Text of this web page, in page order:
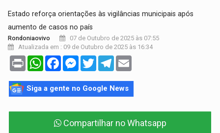
Estado reforça orientações às vigilâncias municipais após
aumento de casos no país
Rondoniaovivo
07 de Outubro de 2025 às 07:55
Atualizada em : 09 de Outubro de 2025 às 16:34
Print WhatsAppFacebookMessenger
TwitterTelegram
Siga a gente no Google News
Compartilhar no Whatsapp